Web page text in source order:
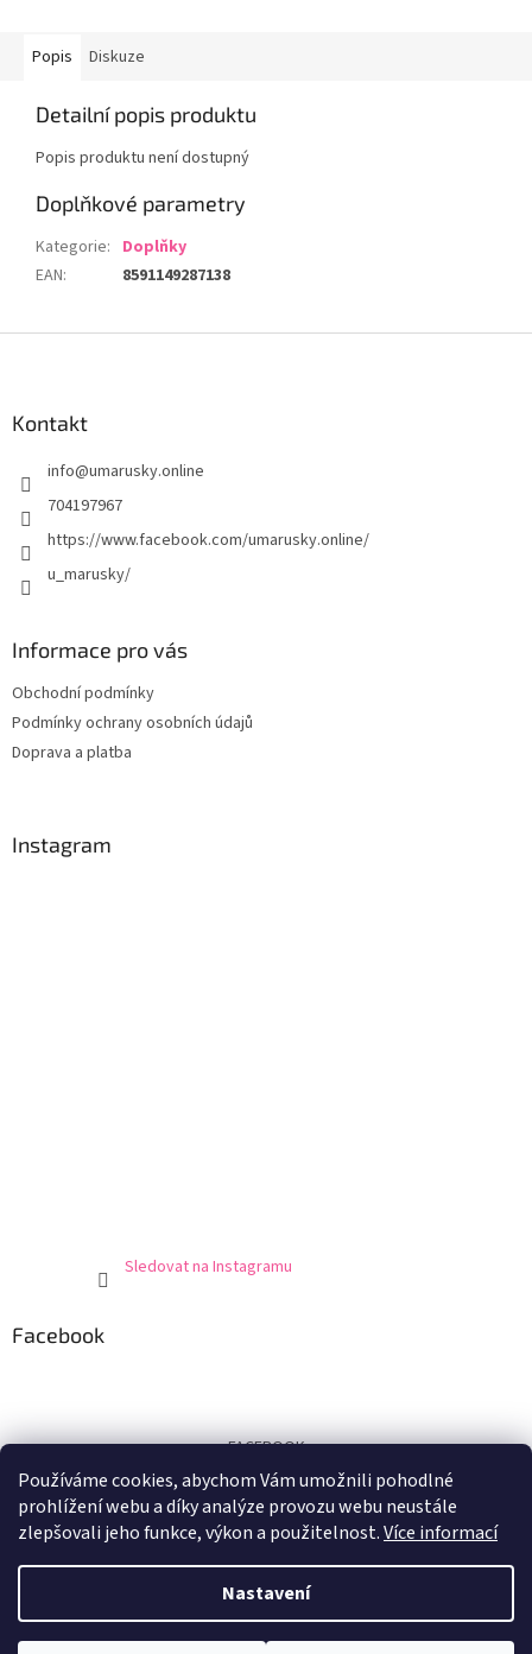
Používáme cookies, abychom Vám umožnili pohodlné
prohlížení webu a díky analýze provozu webu neustále
zlepšovali jeho funkce, výkon a použitelnost.Více informací
Nastavení
Popis Diskuze
Detailní popis produktu
Popis produktu není dostupný
Doplňkové parametry
Kategorie: Doplňky
EAN: 8591149287138
Kontakt
info@umarusky.online
704197967
https://www.facebook.com/umarusky.online/
u_marusky/
Informace pro vás
Obchodní podmínky
Podmínky ochrany osobních údajů
Doprava a platba
Instagram
Sledovat na Instagramu
Facebook
FACEBOOK
Certifikát
Vytvořil Shoptet